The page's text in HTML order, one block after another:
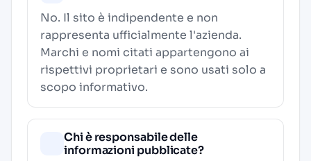
No. Il sito è indipendente e non
rappresenta ufficialmente l'azienda.
Marchi e nomi citati appartengono ai
rispettivi proprietari e sono usati solo a
scopo informativo.
Chi è responsabile delle
informazioni pubblicate?